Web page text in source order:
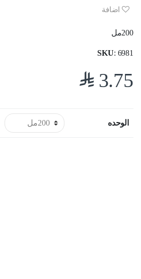
customer
ratings
اضافة
200مل
SKU: 6981
3.75
$
الوحده